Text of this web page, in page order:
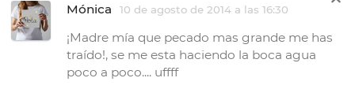
Mónica 10 de agosto de 2014 a las 16:30
¡Madre mía que pecado mas grande me has
traído!, se me esta haciendo la boca agua
poco a poco.... uffff